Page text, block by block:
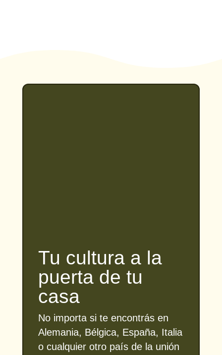
Tu cultura a la
puerta de tu
casa
No importa si te encontrás en
Alemania, Bélgica, España, Italia
o cualquier otro país de la unión